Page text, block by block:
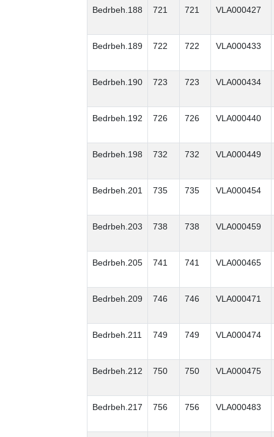
Bedrbeh.188 721 721 VLA000427
Bedrbeh.189 722 722 VLA000433
Bedrbeh.190 723 723 VLA000434
Bedrbeh.192 726 726 VLA000440
Bedrbeh.198 732 732 VLA000449
Bedrbeh.201 735 735 VLA000454
Bedrbeh.203 738 738 VLA000459
Bedrbeh.205 741 741 VLA000465
Bedrbeh.209 746 746 VLA000471
Bedrbeh.211 749 749 VLA000474
Bedrbeh.212 750 750 VLA000475
Bedrbeh.217 756 756 VLA000483